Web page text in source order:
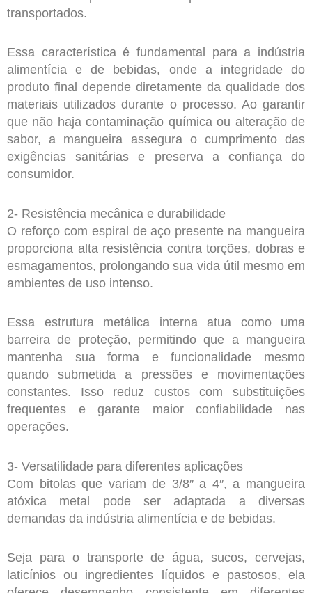
transportados.
Essa característica é fundamental para a indústria
alimentícia e de bebidas, onde a integridade do
produto final depende diretamente da qualidade dos
materiais utilizados durante o processo. Ao garantir
que não haja contaminação química ou alteração de
sabor, a mangueira assegura o cumprimento das
exigências sanitárias e preserva a confiança do
consumidor.
2- Resistência mecânica e durabilidade
O reforço com espiral de aço presente na mangueira
proporciona alta resistência contra torções, dobras e
esmagamentos, prolongando sua vida útil mesmo em
ambientes de uso intenso.
Essa estrutura metálica interna atua como uma
barreira de proteção, permitindo que a mangueira
mantenha sua forma e funcionalidade mesmo
quando submetida a pressões e movimentações
constantes. Isso reduz custos com substituições
frequentes e garante maior confiabilidade nas
operações.
3- Versatilidade para diferentes aplicações
Com bitolas que variam de 3/8″ a 4″, a mangueira
atóxica metal pode ser adaptada a diversas
demandas da indústria alimentícia e de bebidas.
Seja para o transporte de água, sucos, cervejas,
laticínios ou ingredientes líquidos e pastosos, ela